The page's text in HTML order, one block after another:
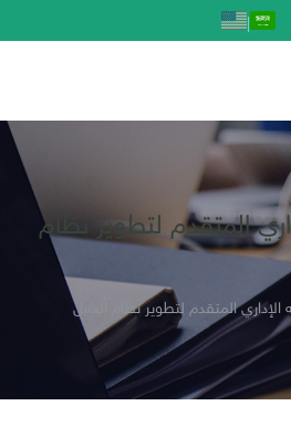
|
المتقدم لتطوير نظام
الإداري المتقدم لتطوير نظام العمل